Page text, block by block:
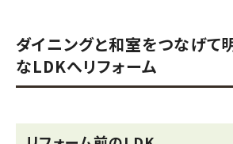
ダイニングと和室をつなげて
なLDKへリフォーム